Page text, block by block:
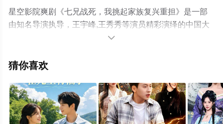
星空影院爽剧《七兄战死，我挑起家族复兴重担》是一部
由知名导演执导，王宇峰,王秀秀等演员精彩演绎的中国大
陆电视剧，大结局剧情已揭晓（1-1全集），手机免费观看
信息可移步至豆瓣电视剧、电视猫或剧情网等平台了解。

猜你喜欢